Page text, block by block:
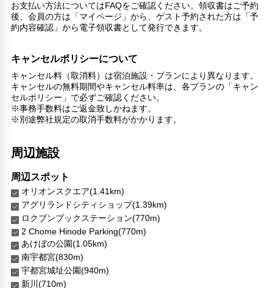
お支払い方法についてはFAQをご確認ください。領収書はご予約
後、会員の方は「マイページ」から、ゲスト予約された方は「予
約内容確認」から電子領収書として発行できます。
キャンセルポリシーについて
キャンセル料（取消料）は宿泊施設・プランにより異なります。
キャンセルの無料期間やキャンセル料率は、各プランの「キャン
セルポリシー」で必ずご確認ください。
※事務手数料はご返金致しかねます。
※別途弊社規定の取消手数料がかかります。
周辺施設
周辺スポット
オリオンスクエア(1.41km)
アグリランドシティショップ(1.39km)
ロクブンブックステーション(770m)
2 Chome Hinode Parking(770m)
あけぼの公園(1.05km)
南宇都宮(830m)
宇都宮城址公園(940m)
新川(710m)